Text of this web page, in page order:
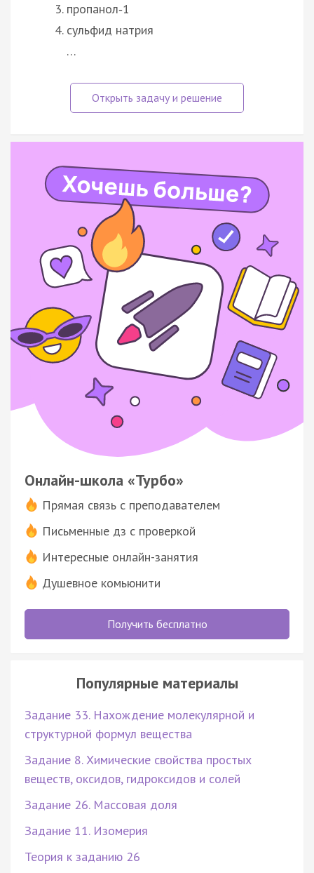
пропанол‑1
сульфид натрия
…
Онлайн-школа «Турбо»
Прямая связь с преподавателем
Письменные дз с проверкой
Интересные онлайн-занятия
Душевное комьюнити
Получить бесплатно
Популярные материалы
Задание 33. Нахождение молекулярной и
структурной формул вещества
Задание 8. Химические свойства простых
веществ, оксидов, гидроксидов и солей
Задание 26. Массовая доля
Задание 11. Изомерия
Теория к заданию 26